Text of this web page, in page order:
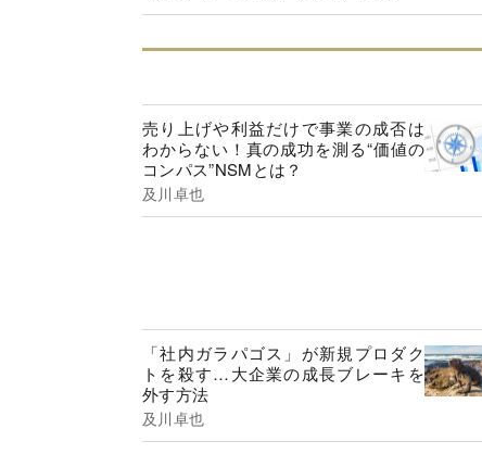
売り上げや利益だけで事業の成否は
わからない！真の成功を測る“価値の
コンパス”NSMとは？
及川卓也
「社内ガラパゴス」が新規プロダク
トを殺す…大企業の成長ブレーキを
外す方法
及川卓也